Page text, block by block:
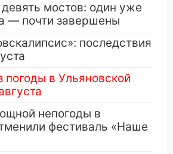
мостов: один уже
— почти завершены
последствия
погоды в Ульяновской
непогоды в
фестиваль «Наше